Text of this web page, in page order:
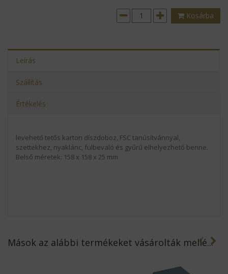
Kosárba
Leírás
Szállítás
Értékelés
levehető tetős karton díszdoboz, FSC tanúsítvánnyal,
szettekhez, nyaklánc, fülbevaló és gyűrű elhelyezhető benne.
Belső méretek: 158 x 158 x 25 mm
Mások az alábbi termékeket vásárolták mellé...